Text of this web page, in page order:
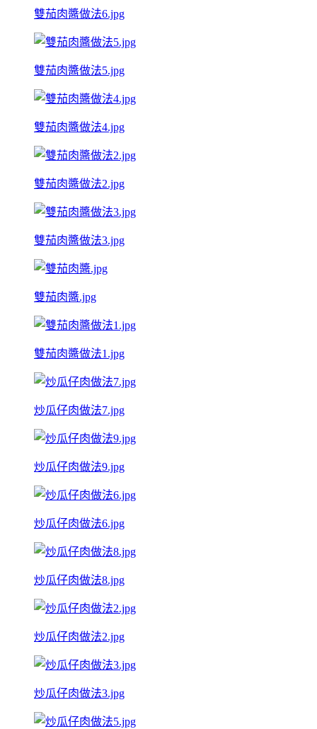
雙茄肉醬做法6.jpg
雙茄肉醬做法5.jpg
雙茄肉醬做法4.jpg
雙茄肉醬做法2.jpg
雙茄肉醬做法3.jpg
雙茄肉醬.jpg
雙茄肉醬做法1.jpg
炒瓜仔肉做法7.jpg
炒瓜仔肉做法9.jpg
炒瓜仔肉做法6.jpg
炒瓜仔肉做法8.jpg
炒瓜仔肉做法2.jpg
炒瓜仔肉做法3.jpg